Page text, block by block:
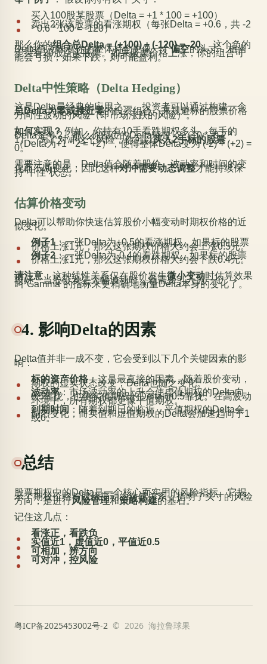
买入100股某股票（Delta = +1 * 100 = +100）
卖出2张该股票的看涨期权（每张Delta = +0.6，共 -2
* 0.6 * 100 = -120）
那么你的组合总Delta = (+100) + (-120) = -20。 这个负的
Delta值意味着你的整体持仓更像一个偏空的头寸，相当
于持有20股空头股票。如果股票价格上涨，你的组合可
能会亏损；如果下跌，则可能盈利。
Delta中性策略（Delta Hedging）
这是Delta最经典的应用之一。投资者可以通过构建一个
总Delta为零或接近零的投资组合，来规避标的股票价格
方向性波动的风险（即市场涨跌的风险）。
如何实现？ 例如，你持有10手看跌期权多头，每手的
Delta是-0.2，那么你部位的Delta就是 -2（10 * -0.2 *
1）。为了对冲这个风险，你可以买入2手标的股票
（Delta为+1 * 2 = +2），使得整体Delta变为 (-2) + (+2) =
0。
需要注意的是，Delta值会随着股价、波动率和时间的变
化而不断变化，因此这种对冲需要动态调整才能持续保
持“中性”状态。
估算价格变动
Delta可以帮助你快速估算股价小幅变动时期权价格的近
似变化。
例子1：一张Delta为+0.5的看涨期权，如果标的股票
价格上涨1元，那么这张期权价格大约会上涨0.5元。
例子2：一张Delta为-0.4的看跌期权，如果标的股票
价格上涨1元，那么这张期权价格大约会下跌0.4元。
请注意：这种线性关系仅在股价发生微小变动时估算效果
较好。当股价发生大幅波动时，就需要引入另一个
叫“Gamma”的指标来更精确地衡量Delta本身的变化了。
4. 影响Delta的因素
Delta值并非一成不变，它会受到以下几个关键因素的影
响：
标的资产价格：这是最直接的因素，随着股价变动，
期权的虚实状态改变，Delta也随之变化。
波动率：市场波动率的上升会使虚值期权的Delta向
0.5靠拢，也使实值期权的Delta向0.5靠拢。在高波动
环境中，所有期权都更像平值期权。
到期时间 ：随着到期日的临近，平值期权的Delta会
剧烈变化，而实值和虚值期权的Delta会加速趋向于1
或0。
总结
股票期权中的Delta是一个核心而实用的风险指标。它揭
示了期权价格与股价变动的敏感关系，指明了头寸的风险
方向，是进行风险管理和策略构建的基石。
记住这几点：
看涨正，看跌负
实值近1，虚值近0，平值近0.5
可相加，辨方向
可对冲，控风险
粤ICP备2025453002号-2 © 2026 海拉鲁球果